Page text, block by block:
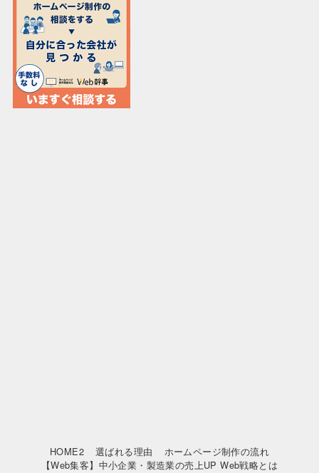
HOME2 選ばれる理由
ホームページ制作の流れ
【Web集客】中小企業・製造業の売上UP Web戦略とは